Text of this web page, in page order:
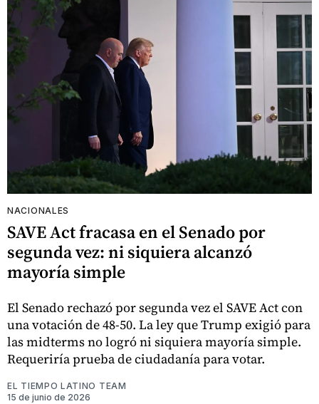
NACIONALES
SAVE Act fracasa en el Senado por
segunda vez: ni siquiera alcanzó
mayoría simple
El Senado rechazó por segunda vez el SAVE Act con
una votación de 48-50. La ley que Trump exigió para
las midterms no logró ni siquiera mayoría simple.
Requeriría prueba de ciudadanía para votar.
EL TIEMPO LATINO TEAM
15 de junio de 2026